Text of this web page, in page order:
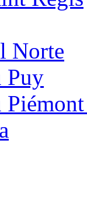
Norte
Puy